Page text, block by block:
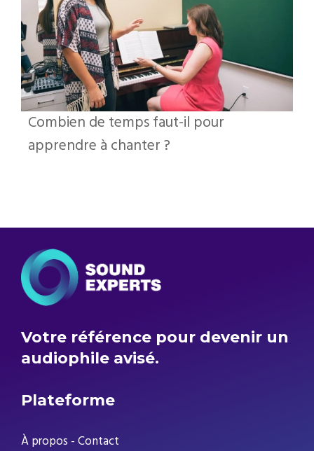
Combien de temps faut-il pour
apprendre à chanter ?
Votre référence pour devenir un
audiophile avisé.
Plateforme
À propos -Contact